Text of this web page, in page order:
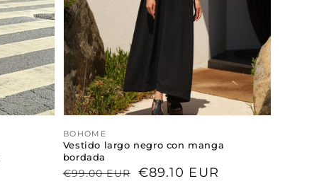
Proveedor:
BOHOME
Vestido largo negro con manga
bordada
Precio
€99.00 EUR
Precio
€89.10 EUR